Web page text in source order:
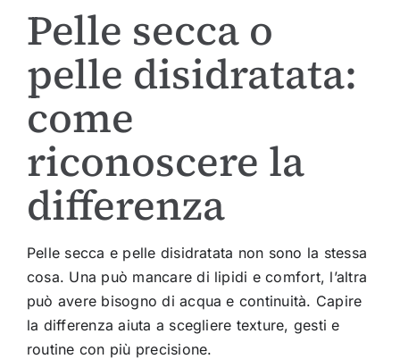
Pelle secca o
pelle disidratata:
come
riconoscere la
differenza
Pelle secca e pelle disidratata non sono la stessa
cosa. Una può mancare di lipidi e comfort, l’altra
può avere bisogno di acqua e continuità. Capire
la differenza aiuta a scegliere texture, gesti e
routine con più precisione.